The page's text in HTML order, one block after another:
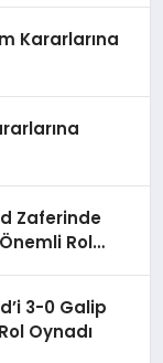
Kararlarına
Zaferinde
Rol
3-0 Galip
Oynadı